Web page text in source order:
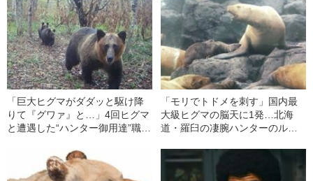
か？
マの血痕〉
「巨大ヒグマがダダッと駆け降
りて『グワァ』と…」4回ヒグマ
と遭遇した“ハンター御用達”職人
「モリでトドメを刺す」国内最
大級ヒグマの脳天に1発…北海
道・羅臼の凄腕ハンターのルー